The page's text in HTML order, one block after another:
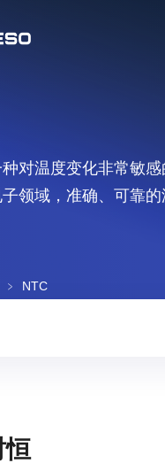
对温度变化非常敏
领域，准确、可靠
NTC
恒